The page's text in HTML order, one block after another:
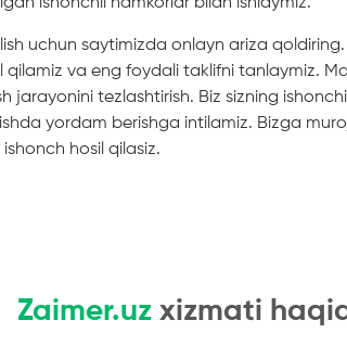
uchun saytimizda onlayn ariza
qilamiz va eng foydali taklifni tanlaymiz.
jarayonini tezlashtirish. Biz sizning
yordam berishga intilamiz. Bizga
hosil qilasiz.
Zaimer.uzxizmati